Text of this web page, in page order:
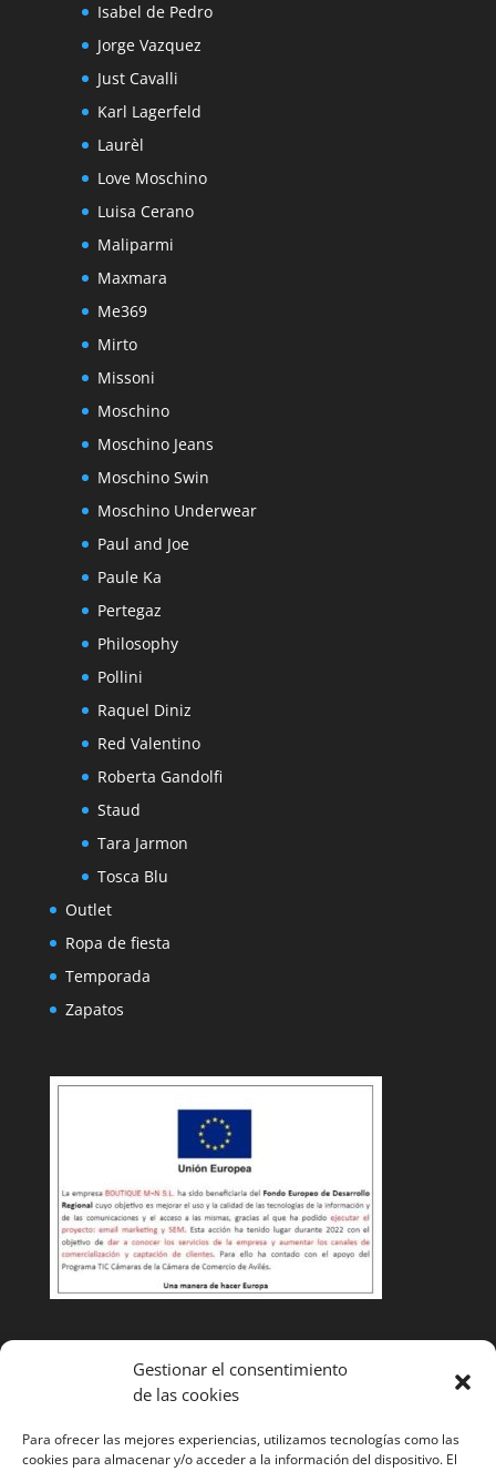
Gestionar el consentimiento
de las cookies
Para ofrecer las mejores experiencias, utilizamos tecnologías como las
cookies para almacenar y/o acceder a la información del dispositivo. El
Isabel de Pedro
Jorge Vazquez
Just Cavalli
Karl Lagerfeld
Laurèl
Love Moschino
Luisa Cerano
Maliparmi
Maxmara
Me369
Mirto
Missoni
Moschino
Moschino Jeans
Moschino Swin
Moschino Underwear
Paul and Joe
Paule Ka
Pertegaz
Philosophy
Pollini
Raquel Diniz
Red Valentino
Roberta Gandolfi
Staud
Tara Jarmon
Tosca Blu
Outlet
Ropa de fiesta
Temporada
Zapatos
Condiciones de venta
Cambios y devoluciones
Envíos